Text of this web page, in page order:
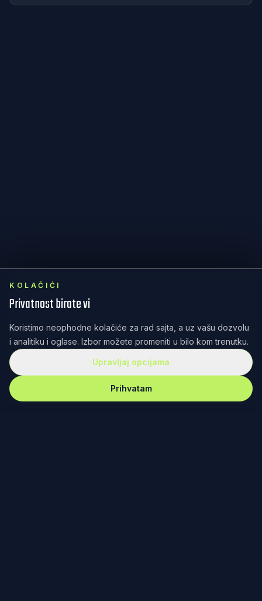
KOLAČIĆI
Privatnost birate vi
Koristimo neophodne kolačiće za rad sajta, a uz vašu dozvolu
i analitiku i oglase. Izbor možete promeniti u bilo kom trenutku.
Upravljaj opcijama
Prihvatam